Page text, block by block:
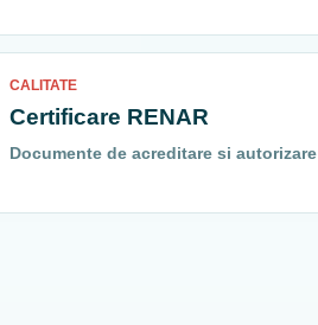
CALITATE
Certificare RENAR
Documente de acreditare si autorizare